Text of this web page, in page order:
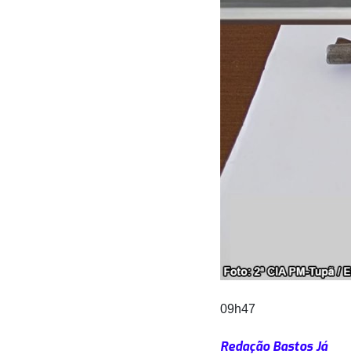
09h47
Redação Bastos Já